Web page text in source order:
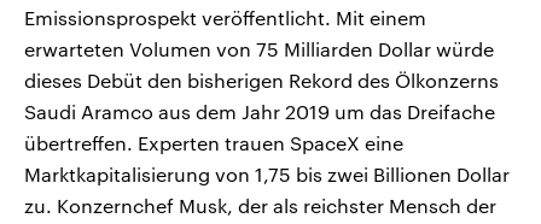
Emissionsprospekt veröffentlicht. Mit einem
erwarteten Volumen ‌von 75 Milliarden Dollar würde
dieses Debüt den bisherigen Rekord des Ölkonzerns
Saudi Aramco aus dem Jahr 2019 um das Dreifache
übertreffen. Experten trauen SpaceX eine
Marktkapitalisierung von 1,75 bis zwei Billionen Dollar
zu. Konzernchef Musk, der als reichster ‌Mensch der